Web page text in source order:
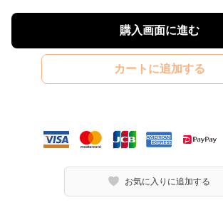
購入画面に進む
カートに追加する
お気に入りに追加する